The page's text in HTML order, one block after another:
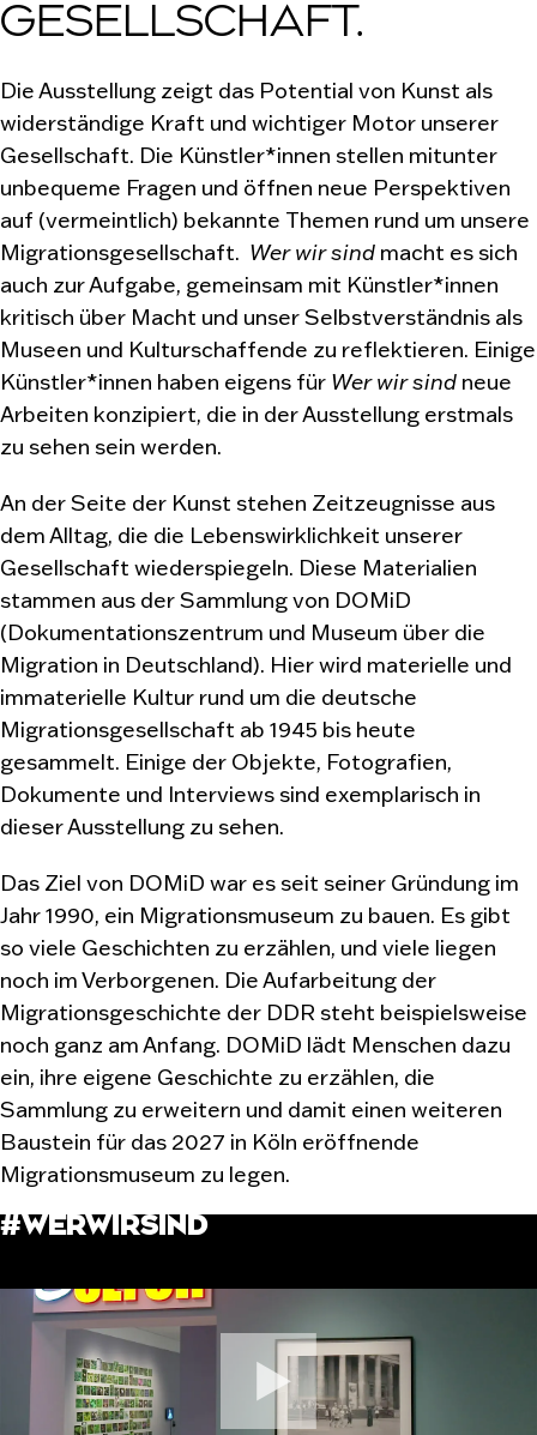
GESELLSCHAFT.
Die Ausstellung zeigt das Potential von Kunst als
widerständige Kraft und wichtiger Motor unserer
Gesellschaft. Die Künstler*innen stellen mitunter
unbequeme Fragen und öffnen neue Perspektiven
auf (vermeintlich) bekannte Themen rund um unsere
Migrationsgesellschaft. Wer wir sind macht es sich
auch zur Aufgabe, gemeinsam mit Künstler*innen
kritisch über Macht und unser Selbstverständnis als
Museen und Kulturschaffende zu reflektieren. Einige
Künstler*innen haben eigens für Wer wir sind neue
Arbeiten konzipiert, die in der Ausstellung erstmals
zu sehen sein werden.
An der Seite der Kunst stehen Zeitzeugnisse aus
dem Alltag, die die Lebenswirklichkeit unserer
Gesellschaft wiederspiegeln. Diese Materialien
stammen aus der Sammlung von DOMiD
(Dokumentationszentrum und Museum über die
Migration in Deutschland). Hier wird materielle und
immaterielle Kultur rund um die deutsche
Migrationsgesellschaft ab 1945 bis heute
gesammelt. Einige der Objekte, Fotografien,
Dokumente und Interviews sind exemplarisch in
dieser Ausstellung zu sehen.
Das Ziel von DOMiD war es seit seiner Gründung im
Jahr 1990, ein Migrationsmuseum zu bauen. Es gibt
so viele Geschichten zu erzählen, und viele liegen
noch im Verborgenen. Die Aufarbeitung der
Migrationsgeschichte der DDR steht beispielsweise
noch ganz am Anfang. DOMiD lädt Menschen dazu
ein, ihre eigene Geschichte zu erzählen, die
Sammlung zu erweitern und damit einen weiteren
Baustein für das 2027 in Köln eröffnende
Migrationsmuseum zu legen.
#WERWIRSIND